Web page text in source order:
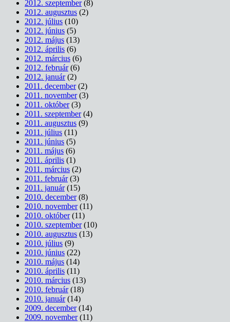
2012. szeptember(8)
2012. augusztus (2)
2012. július (10)
2012. június (5)
2012. május (13)
2012. április (6)
2012. március (6)
2012. február(6)
2012. január(2)
2011. december(2)
2011. november(3)
2011. október(3)
2011. szeptember(4)
2011. augusztus (9)
2011. július (11)
2011. június (5)
2011. május (6)
2011. április (1)
2011. március (2)
2011. február(3)
2011. január(15)
2010. december(8)
2010. november(11)
2010. október(11)
2010. szeptember(10)
2010. augusztus (13)
2010. július (9)
2010. június (22)
2010. május (14)
2010. április (11)
2010. március (13)
2010. február(18)
2010. január(14)
2009. december(14)
2009. november(11)